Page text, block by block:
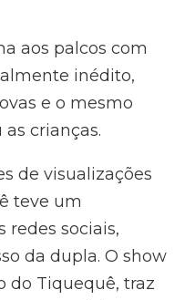
aos palcos com
inédito,
e o mesmo
crianças.
de visualizações
teve um
redes sociais,
da dupla. O show
do Tiquequê, traz